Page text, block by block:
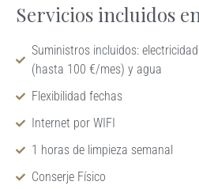
Servicios incluidos
Suministros incluidos:
(hasta 100 €/mes) y agua
Flexibilidad fechas
Internet por WIFI
1 horas de limpieza semanal
Conserje Físico